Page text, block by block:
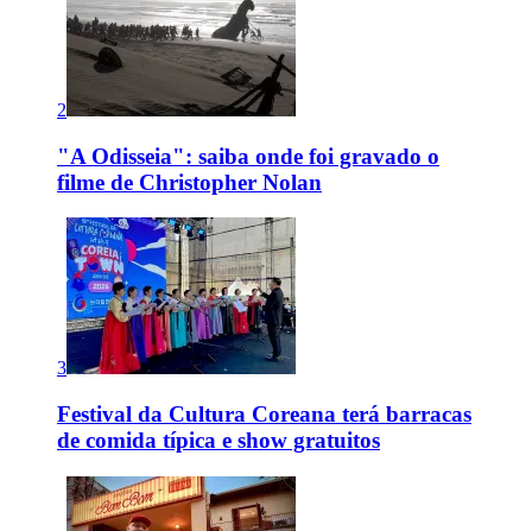
2
"A Odisseia": saiba onde foi gravado o
filme de Christopher Nolan
3
Festival da Cultura Coreana terá barracas
de comida típica e show gratuitos